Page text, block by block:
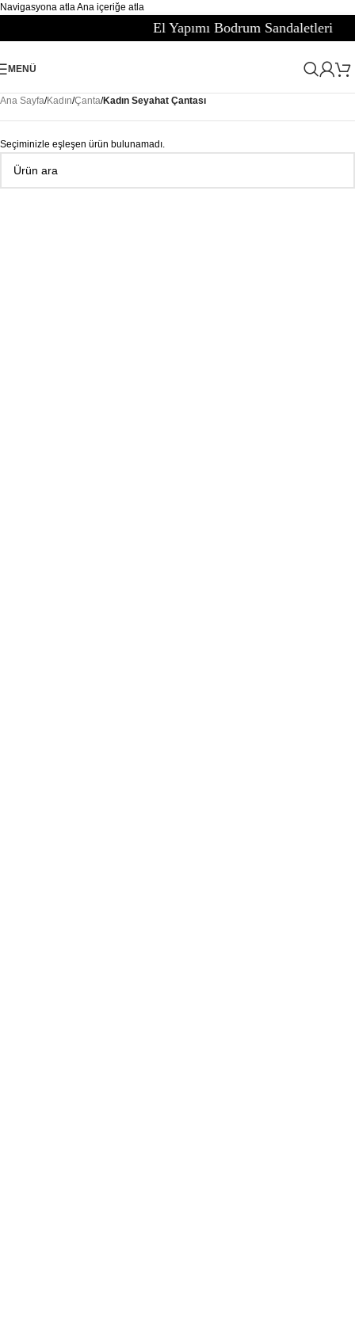
Navigasyona atlaAna içeriğe atla
El Yapımı Bodrum Sandaletleri
MENÜ
Ana Sayfa/Kadın/Çanta/Kadın Seyahat Çantası
Seçiminizle eşleşen ürün bulunamadı.